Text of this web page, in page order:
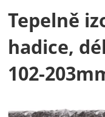
Tepelně
hadice,
102-
Fotografie